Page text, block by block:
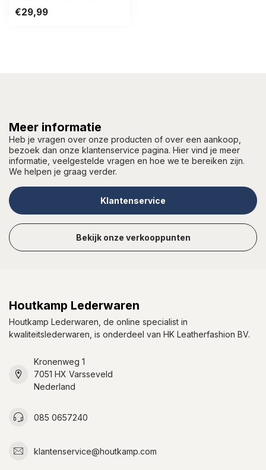
€29,99
Meer informatie
Heb je vragen over onze producten of over een aankoop,
bezoek dan onze klantenservice pagina. Hier vind je meer
informatie, veelgestelde vragen en hoe we te bereiken zijn.
We helpen je graag verder.
Klantenservice
Bekijk onze verkooppunten
Houtkamp Lederwaren
Houtkamp Lederwaren, de online specialist in
kwaliteitslederwaren, is onderdeel van HK Leatherfashion BV.
Kronenweg 1
7051 HX Varsseveld
Nederland
085 0657240
klantenservice@houtkamp.com